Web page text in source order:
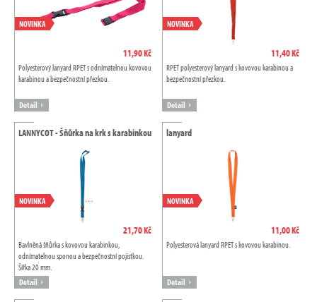
NOVINKA
11,90 Kč
Polyesterový lanyard RPET s odnímatelnou kovovou
karabinou a bezpečnostní přezkou.
Detail
NOVINKA
11,40 Kč
RPET polyesterový lanyard s kovovou karabinou a
bezpečnostní přezkou.
Detail
LANNYCOT - Šňůrka na krk s karabinkou
NOVINKA
21,70 Kč
Bavlněná šňůrka s kovovou karabinkou,
odnímatelnou sponou a bezpečnostní pojistkou.
Šířka 20 mm.
Detail
lanyard
NOVINKA
11,00 Kč
Polyesterová lanyard RPET s kovovou karabinou.
Detail